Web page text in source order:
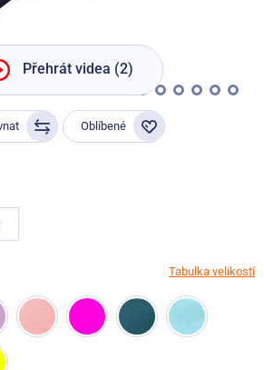
Tabulka velikostí
Přehrát videa (2)
Oblíbené